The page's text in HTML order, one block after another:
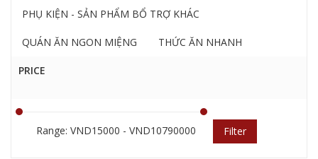
PHỤ KIỆN - SẢN PHẨM BỔ TRỢ KHÁC
QUÁN ĂN NGON MIỆNG THỨC ĂN NHANH
PRICE
Range: VND15000 - VND10790000 Filter